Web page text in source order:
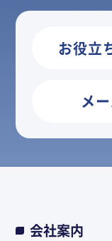
お役立
メ
会社案内